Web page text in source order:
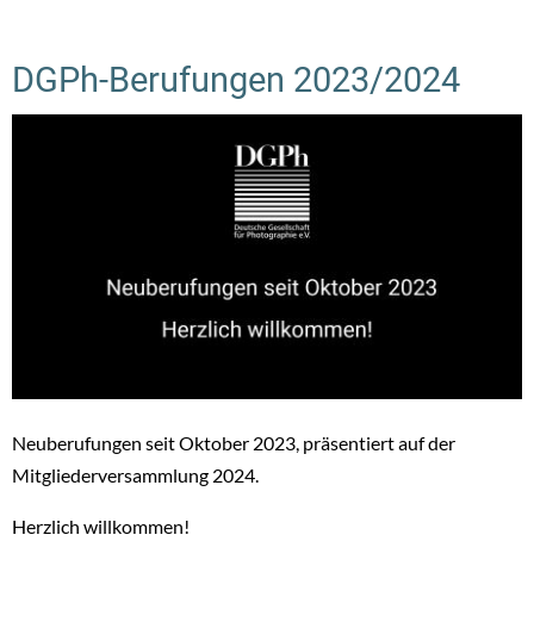
DGPh-Berufungen 2023/2024
Neuberufungen seit Oktober 2023, präsentiert auf der
Mitgliederversammlung 2024.
Herzlich willkommen!